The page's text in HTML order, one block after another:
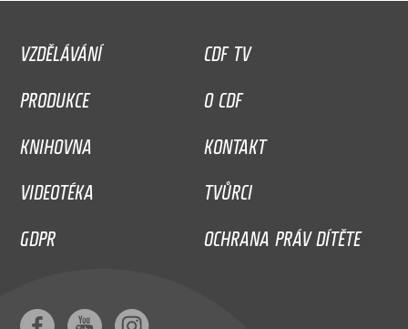
VZDĚLÁVÁNÍ
CDF TV
PRODUKCE
O CDF
KNIHOVNA
KONTAKT
VIDEOTÉKA
TVŮRCI
GDPR
OCHRANA PRÁV DÍTĚTE